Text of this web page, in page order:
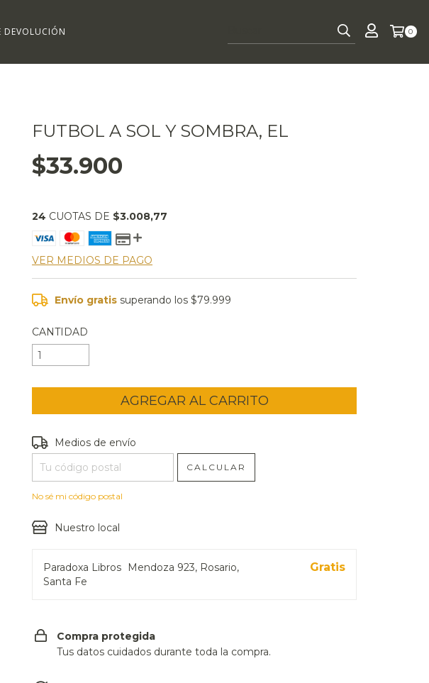
DEVOLUCIÓN 0
FUTBOL A SOL Y SOMBRA, EL
$33.900
24 CUOTAS DE $3.008,77
VER MEDIOS DE PAGO
Envío gratis superando los$79.999
CANTIDAD
Entregas para el CP:
Medios de envío
CALCULAR
No sé mi código postal
Nuestro local
Paradoxa Libros
Mendoza 923, Rosario,
Santa Fe
Gratis
Compra protegida
Tus datos cuidados durante toda la compra.